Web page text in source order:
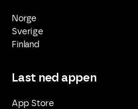
Norge
Sverige
Finland
Last ned appen
App Store